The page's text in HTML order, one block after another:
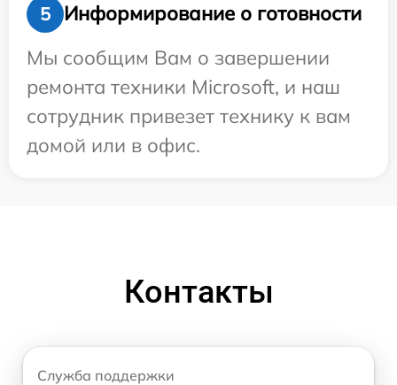
5
Информирование о готовности
Мы сообщим Вам о завершении
ремонта техники Microsoft, и наш
сотрудник привезет технику к вам
домой или в офис.
Контакты
Служба поддержки